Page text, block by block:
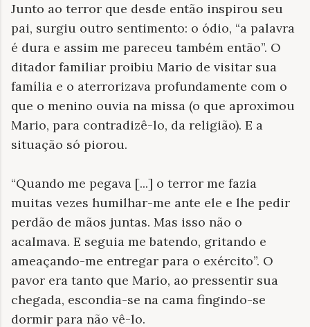
Junto ao terror que desde então inspirou seu
pai, surgiu outro sentimento: o ódio, “a palavra
é dura e assim me pareceu também então”. O
ditador familiar proibiu Mario de visitar sua
família e o aterrorizava profundamente com o
que o menino ouvia na missa (o que aproximou
Mario, para contradizê-lo, da religião). E a
situação só piorou.
“Quando me pegava [...] o terror me fazia
muitas vezes humilhar-me ante ele e lhe pedir
perdão de mãos juntas. Mas isso não o
acalmava. E seguia me batendo, gritando e
ameaçando-me entregar para o exército”. O
pavor era tanto que Mario, ao pressentir sua
chegada, escondia-se na cama fingindo-se
dormir para não vê-lo.